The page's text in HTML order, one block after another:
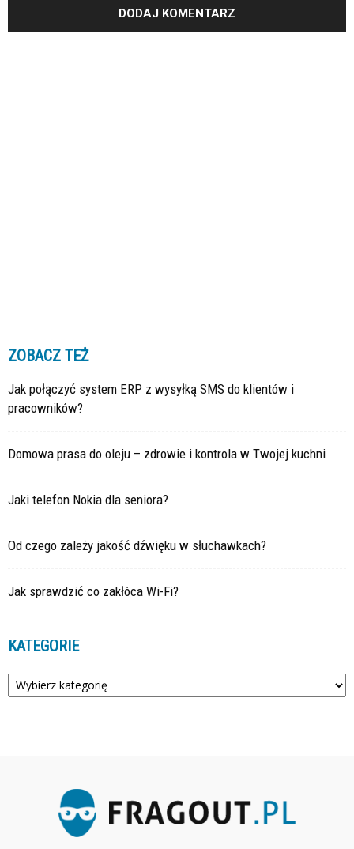
ZOBACZ TEŻ
Jak połączyć system ERP z wysyłką SMS do klientów i
pracowników?
Domowa prasa do oleju – zdrowie i kontrola w Twojej kuchni
Jaki telefon Nokia dla seniora?
Od czego zależy jakość dźwięku w słuchawkach?
Jak sprawdzić co zakłóca Wi-Fi?
KATEGORIE
Kategorie